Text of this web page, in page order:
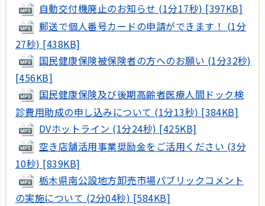
自動交付機廃止のお知らせ (1分17秒) [397KB]
郵送で個人番号カードの申請ができます！ (1分
27秒) [438KB]
国民健康保険被保険者の方へのお願い (1分32秒)
[456KB]
国民健康保険及び後期高齢者医療人間ドック検
診費用助成の申し込みについて (1分13秒) [384KB]
DVホットライン (1分24秒) [425KB]
空き店舗活用事業奨励金をご活用ください (3分
10秒) [839KB]
栃木県南公設地方卸売市場パブリックコメント
の実施について (2分04秒) [584KB]